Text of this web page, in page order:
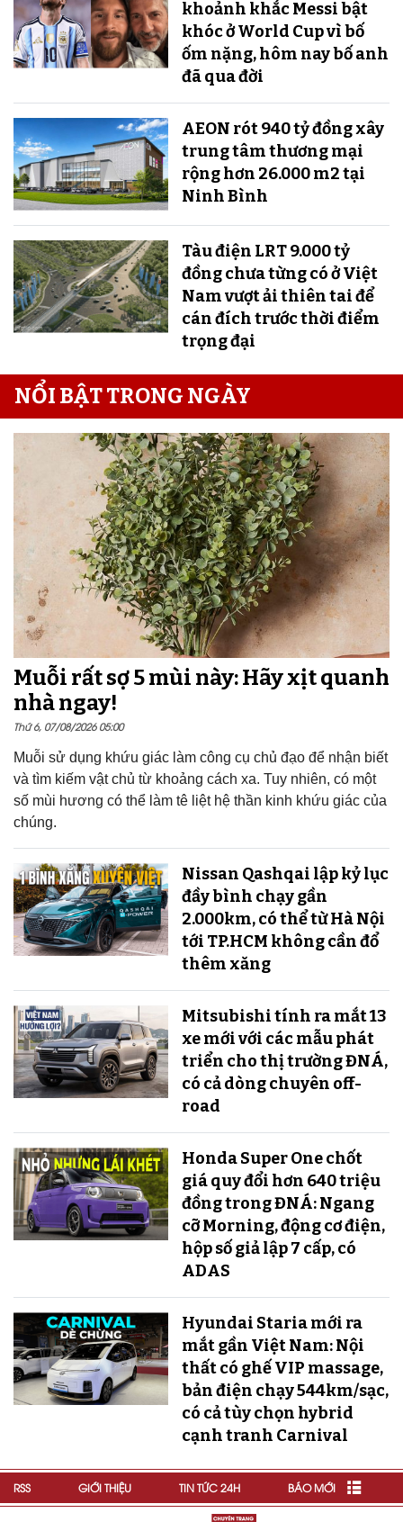
khoảnh khắc Messi bật
khóc ở World Cup vì bố
ốm nặng, hôm nay bố anh
đã qua đời
AEON rót 940 tỷ đồng xây
trung tâm thương mại
rộng hơn 26.000 m2 tại
Ninh Bình
Tàu điện LRT 9.000 tỷ
đồng chưa từng có ở Việt
Nam vượt ải thiên tai để
cán đích trước thời điểm
trọng đại
NỔI BẬT TRONG NGÀY
Muỗi rất sợ 5 mùi này: Hãy xịt quanh
nhà ngay!
Thứ 6, 07/08/2026 05:00
Muỗi sử dụng khứu giác làm công cụ chủ đạo để nhận biết
và tìm kiếm vật chủ từ khoảng cách xa. Tuy nhiên, có một
số mùi hương có thể làm tê liệt hệ thần kinh khứu giác của
chúng.
Nissan Qashqai lập kỷ lục
đầy bình chạy gần
2.000km, có thể từ Hà Nội
tới TP.HCM không cần đổ
thêm xăng
Mitsubishi tính ra mắt 13
xe mới với các mẫu phát
triển cho thị trường ĐNÁ,
có cả dòng chuyên off-
road
Honda Super One chốt
giá quy đổi hơn 640 triệu
đồng trong ĐNÁ: Ngang
cỡ Morning, động cơ điện,
hộp số giả lập 7 cấp, có
ADAS
Hyundai Staria mới ra
mắt gần Việt Nam: Nội
thất có ghế VIP massage,
bản điện chạy 544km/sạc,
có cả tùy chọn hybrid
cạnh tranh Carnival
RSS GIỚI THIỆU TIN TỨC 24H BÁO MỚI